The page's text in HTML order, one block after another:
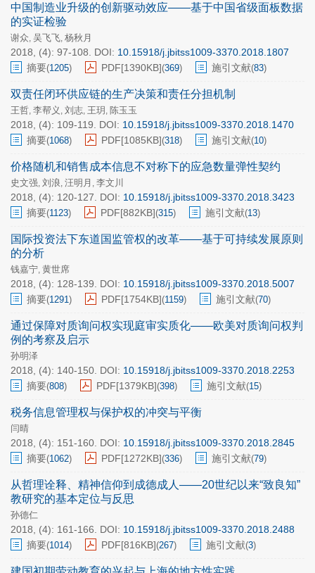
中国制造业升级的创新驱动效应——基于中国省级面板数据
的实证检验
谢众, 吴飞飞, 杨秋月
2018, (4): 97-108. DOI: 10.15918/j.jbitss1009-3370.2018.1807
摘要(1205) PDF[1390KB](369) 施引文献(83)
双责任闭环供应链的生产决策和责任分担机制
王哲, 李帮义 , 刘志, 王玥 , 陈玉玉
2018, (4): 109-119. DOI: 10.15918/j.jbitss1009-3370.2018.1470
摘要(1068) PDF[1085KB](318) 施引文献(10)
价格随机和销售成本信息不对称下的应急数量弹性契约
史文强, 刘浪, 汪明月 , 李文川
2018, (4): 120-127. DOI: 10.15918/j.jbitss1009-3370.2018.3423
摘要(1123) PDF[882KB](315) 施引文献(13)
国际投资法下东道国监管权的改革——基于可持续发展原则
的分析
钱嘉宁, 黄世席
2018, (4): 128-139. DOI: 10.15918/j.jbitss1009-3370.2018.5007
摘要(1291) PDF[1754KB](1159) 施引文献(70)
通过保障对质询问权实现庭审实质化——欧美对质询问权判
例的考察及启示
孙明泽
2018, (4): 140-150. DOI: 10.15918/j.jbitss1009-3370.2018.2253
摘要(808) PDF[1379KB](398) 施引文献(15)
税务信息管理权与保护权的冲突与平衡
闫晴
2018, (4): 151-160. DOI: 10.15918/j.jbitss1009-3370.2018.2845
摘要(1062) PDF[1272KB](336) 施引文献(79)
从哲理诠释、精神信仰到成德成人——20世纪以来“致良知”
教研究的基本定位与反思
孙德仁
2018, (4): 161-166. DOI: 10.15918/j.jbitss1009-3370.2018.2488
摘要(1014) PDF[816KB](267) 施引文献(3)